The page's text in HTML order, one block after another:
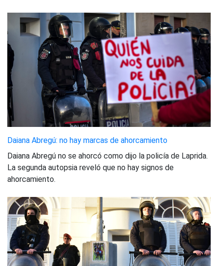
Daiana Abregú: no hay marcas de ahorcamiento
Daiana Abregú no se ahorcó como dijo la policía de Laprida.
La segunda autopsia reveló que no hay signos de
ahorcamiento.